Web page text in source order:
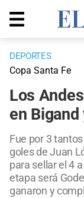
DEPORTES
Copa Santa Fe
Los
en
Fue por 3
goles de Juan
para sellar el 4
etapa será
ganaron y